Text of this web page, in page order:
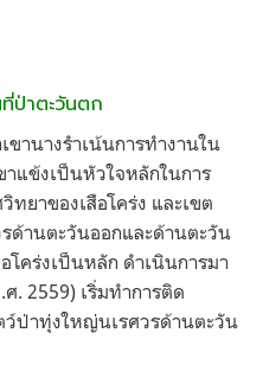
ป่าตะวันตก
านางรำเน้นการทำงานใน
แข้งเป็นหัวใจหลักในการ
ยาของเสือโคร่ง และเขต
ด้านตะวันออกและด้านตะวัน
โคร่งเป็นหลัก ดำเนินการมา
. 2559) เริ่มทำการติด
ป่าทุ่งใหญ่นเรศวรด้านตะวัน